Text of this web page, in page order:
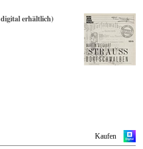
Aktualität dieser Musik.
Saal des Wiener
über das Repertoire,
seiner Gründung 1966
erhältlich)
Kaufen